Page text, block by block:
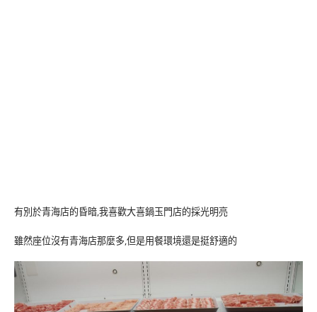
有別於青海店的昏暗,我喜歡大喜鍋玉門店的採光明亮
雖然座位沒有青海店那麼多,但是用餐環境還是挺舒適的